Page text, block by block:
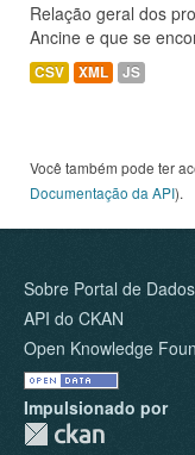
Relação geral dos
Ancine e que se
CSV XML JS
Você também pode ter
Documentação da API).
Sobre Portal de
API do CKAN
Open Knowledge
Impulsionado por